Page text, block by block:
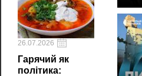
26.07.2026
Гарячий як
політика: